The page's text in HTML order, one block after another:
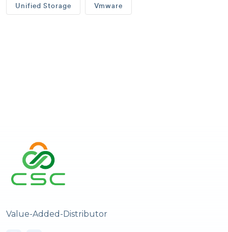
Unified Storage Vmware
Value-Added-Distributor